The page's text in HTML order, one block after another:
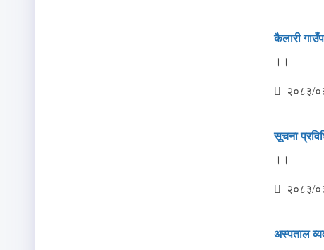
कैलारी
।।
२०८३/
सूचना
।।
२०८३/
अस्‍पताल